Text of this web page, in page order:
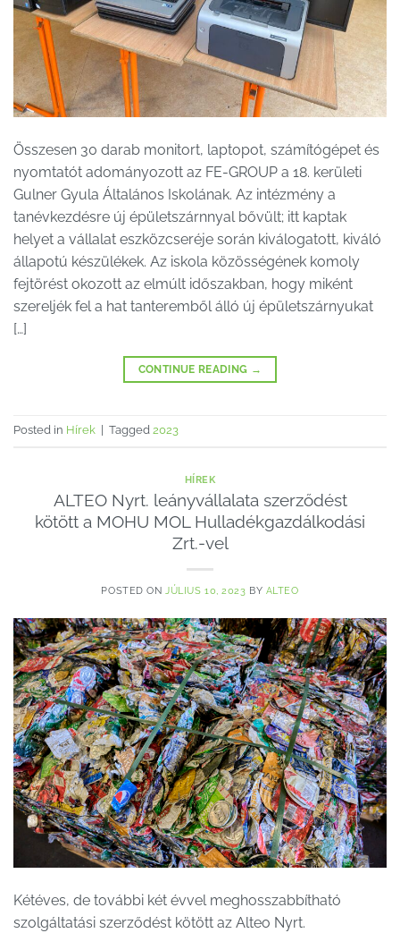
Összesen 30 darab monitort, laptopot, számítógépet és
nyomtatót adományozott az FE-GROUP a 18. kerületi
Gulner Gyula Általános Iskolának. Az intézmény a
tanévkezdésre új épületszárnnyal bővült; itt kaptak
helyet a vállalat eszközcseréje során kiválogatott, kiváló
állapotú készülékek. Az iskola közösségének komoly
fejtörést okozott az elmúlt időszakban, hogy miként
szereljék fel a hat tanteremből álló új épületszárnyukat
[…]
CONTINUE READING →
Posted in Hírek Tagged 2023
HÍREK
ALTEO Nyrt. leányvállalata szerződést
kötött a MOHU MOL Hulladékgazdálkodási
Zrt.-vel
POSTED ONJÚLIUS 10, 2023 BY ALTEO
Kétéves, de további két évvel meghosszabbítható
szolgáltatási szerződést kötött az Alteo Nyrt.